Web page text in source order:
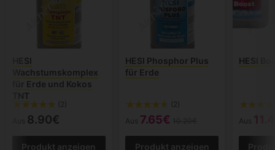
HESI
Wachstumskomplex
für Erde und Kokos
TNT
(2)
8.90€
Produkt anzeigen
HESI Phosphor Plus
für Erde
(2)
Aus 7.65€
Produkt anzeigen
HESI
Aus